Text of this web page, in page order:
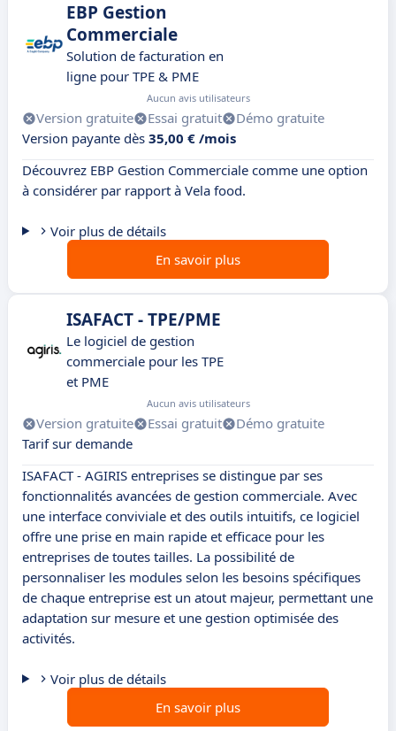
EBP Gestion
Commerciale
Solution de facturation en
ligne pour TPE & PME
Aucun avis utilisateurs
Version gratuite Essai gratuit
Démo gratuite
Version payante dès 35,00 € /mois
Découvrez EBP Gestion Commerciale comme une option
à considérer par rapport à Vela food.
Voir plus de détails
En savoir plus
ISAFACT - TPE/PME
Le logiciel de gestion
commerciale pour les TPE
et PME
Aucun avis utilisateurs
Version gratuite Essai gratuit
Démo gratuite
Tarif sur demande
ISAFACT - AGIRIS entreprises se distingue par ses
fonctionnalités avancées de gestion commerciale. Avec
une interface conviviale et des outils intuitifs, ce logiciel
offre une prise en main rapide et efficace pour les
entreprises de toutes tailles. La possibilité de
personnaliser les modules selon les besoins spécifiques
de chaque entreprise est un atout majeur, permettant une
adaptation sur mesure et une gestion optimisée des
activités.
Voir plus de détails
En savoir plus